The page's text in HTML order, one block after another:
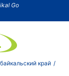
Go
край